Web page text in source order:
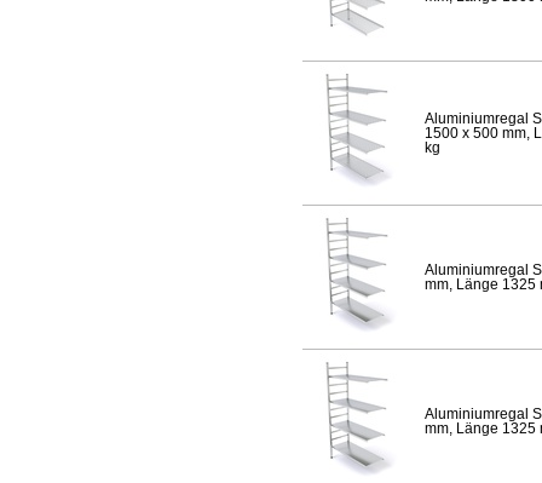
Aluminiumregal
1500 x 500 mm,
kg
Aluminiumregal
mm, Länge 1325
Aluminiumregal
mm, Länge 1325